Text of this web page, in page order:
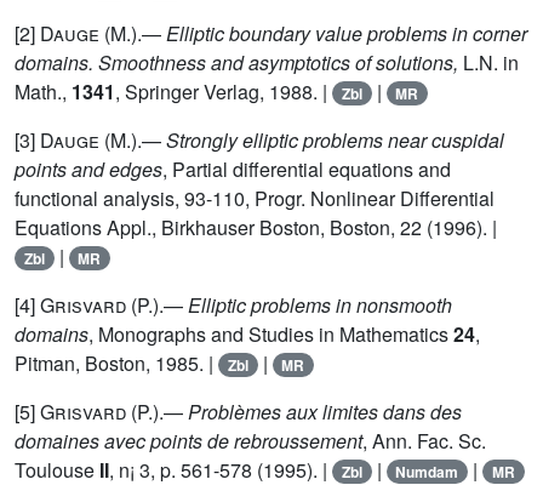
[2] Dauge (M.).—Elliptic boundary value problems in corner
domains. Smoothness and asymptotics of solutions, L.N. in
Math., 1341, Springer Verlag, 1988. | Zbl | MR
[3] Dauge (M.).—Strongly elliptic problems near cuspidal
points and edges, Partial differential equations and
functional analysis, 93-110, Progr. Nonlinear Differential
Equations Appl., Birkhauser Boston, Boston, 22 (1996). |
Zbl | MR
[4]Grisvard (P.).—Elliptic problems in nonsmooth
domains, Monographs and Studies in Mathematics24,
Pitman, Boston, 1985. |
Zbl | MR
[5]Grisvard (P.).—Problèmes aux limites dans des
domaines avec points de rebroussement, Ann. Fac. Sc.
Toulouse II, n¡ 3, p. 561-578 (1995). | Zbl | Numdam | MR